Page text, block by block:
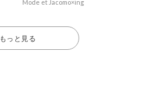
Mode et Jacomo×ing
もっと見る